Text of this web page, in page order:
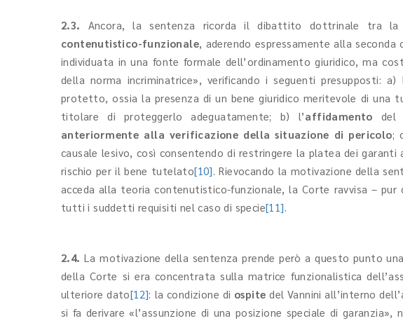
2.3. Ancora, la sentenza ricorda il dibattito dottrinale tra
contenutistico-funzionale, aderendo espressamente alla
individuata in una fonte formale dell’ordinamento giuridico, ma
della norma incriminatrice», verificando i seguenti presupposti: a)
protetto, ossia la presenza di un bene giuridico meritevole di una
titolare di proteggerlo adeguatamente; b) l’affidamento del
anteriormente alla verificazione della situazione di pericolo;
causale lesivo, così consentendo di restringere la platea dei
rischio per il bene tutelato[10]. Rievocando la motivazione della
acceda alla teoria contenutistico-funzionale, la Corte ravvisa – pur
tutti i suddetti requisiti nel caso di specie[11].
2.4. La motivazione della sentenza prende però a questo punto
della Corte si era concentrata sulla matrice funzionalistica
ulteriore dato[12]: la condizione di ospitedel Vannini all’interno
si fa derivare «l’assunzione di una posizione speciale di